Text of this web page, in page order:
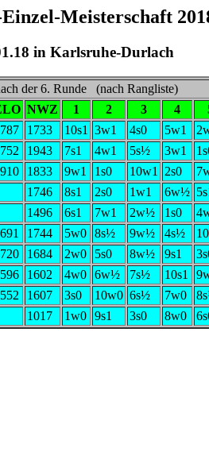
Einzel-Meisterschaft
in Karlsruhe-Durlach
der 6. Runde (nach Rangliste)
NWZ 1 2 3 4
1733 10s1 3w1 4s0 5w1
1943 7s1 4w1 5s½ 3w1
1833 9w1 1s0 10w1 2s0
1746 8s1 2s0 1w1 6w½
1496 6s1 7w1 2w½ 1s0
1744 5w0 8s½ 9w½ 4s½
1684 2w0 5s0 8w½ 9s1
1602 4w0 6w½ 7s½ 10s1
1607 3s0 10w0 6s½ 7w0
1017 1w0 9s1 3s0 8w0